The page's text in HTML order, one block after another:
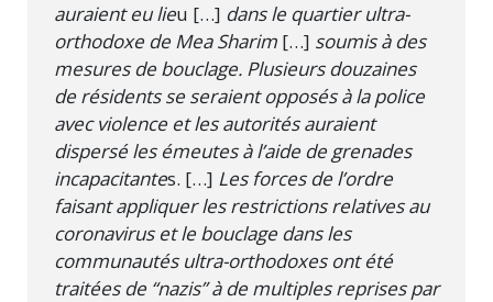
auraient eu lieu […] dans le quartier ultra-
orthodoxe de Mea Sharim […] soumis à des
mesures de bouclage. Plusieurs douzaines
de résidents se seraient opposés à la police
avec violence et les autorités auraient
dispersé les émeutes à l’aide de grenades
incapacitantes. […] Les forces de l’ordre
faisant appliquer les restrictions relatives au
coronavirus et le bouclage dans les
communautés ultra-orthodoxes ont été
traitées de “nazis” à de multiples reprises par